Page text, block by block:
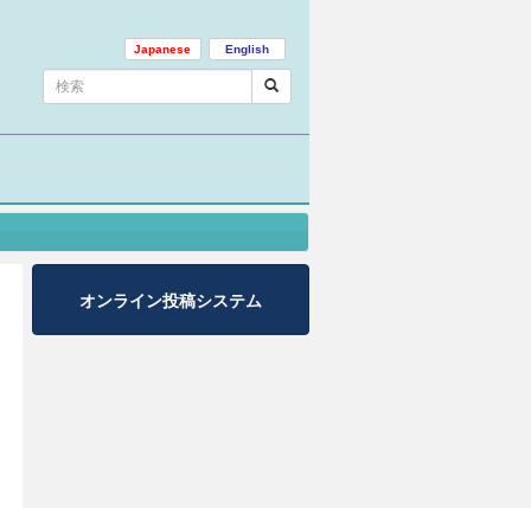
Japanese English
オンライン投稿システム